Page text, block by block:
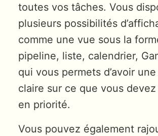
toutes vos tâches. Vous
plusieurs possibilités
comme une vue sous la
pipeline, liste, calendrier,
qui vous permets d’avoir
claire sur ce que vous
en priorité.
Vous pouvez également